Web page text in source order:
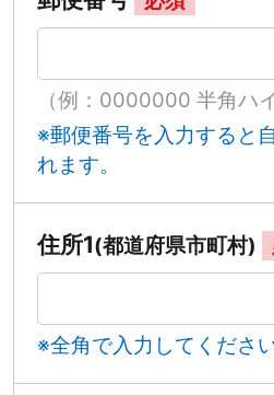
（例：0000000 半角ハ
※郵便番号を入力すると
れます。
住所1(都道府県市町村)
※全角で入力してください